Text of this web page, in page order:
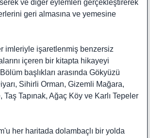
ve diğer eylemleri gerçekleştirerek
geri almasına ve yemesine
imleriyle işaretlenmiş benzersiz
içeren bir kitapta hikayeyi
başlıkları arasında Gökyüzü
Sihirli Orman, Gizemli Mağara,
Tapınak, Ağaç Köy ve Karlı Tepeler
her haritada dolambaçlı bir yolda